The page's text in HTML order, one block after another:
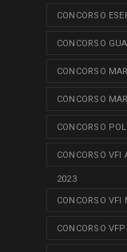
CONCORSO
CONCORSO
CONCORSO
CONCORSO
CONCORSO
CONCORSO VFI
2023
CONCORSO VFI
CONCORSO